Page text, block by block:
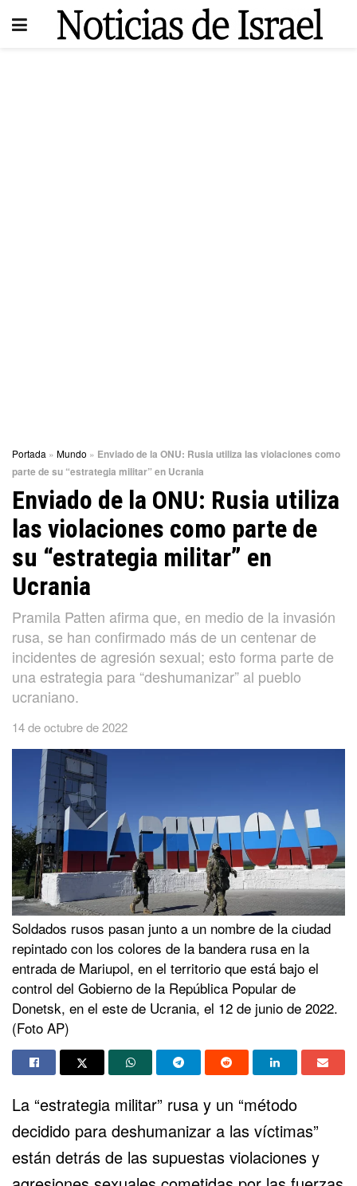
Portada » Mundo » Enviado de la ONU: Rusia utiliza las violaciones como
parte de su “estrategia militar” en Ucrania
Enviado de la ONU: Rusia utiliza
las violaciones como parte de
su “estrategia militar” en
Ucrania
Pramila Patten afirma que, en medio de la invasión
rusa, se han confirmado más de un centenar de
incidentes de agresión sexual; esto forma parte de
una estrategia para “deshumanizar” al pueblo
ucraniano.
14 de octubre de 2022
Soldados rusos pasan junto a un nombre de la ciudad
repintado con los colores de la bandera rusa en la
entrada de Mariupol, en el territorio que está bajo el
control del Gobierno de la República Popular de
Donetsk, en el este de Ucrania, el 12 de junio de 2022.
(Foto AP)
La “estrategia militar” rusa y un “método
decidido para deshumanizar a las víctimas”
están detrás de las supuestas violaciones y